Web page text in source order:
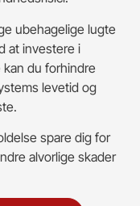
ubehagelige lugte
at investere i
du forhindre
levetid og
spare dig for
alvorlige skader